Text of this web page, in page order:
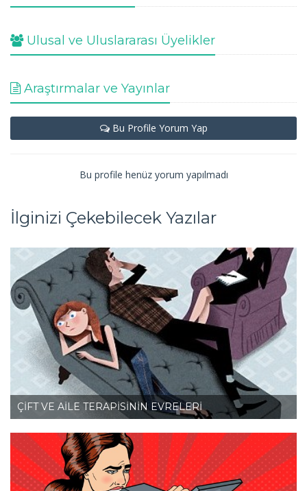
Ulusal ve Uluslararası Üyelikler
Araştırmalar ve Yayınlar
Bu Profile Yorum Yap
Bu profile henüz yorum yapılmadı
İlginizi Çekebilecek Yazılar
ÇİFT VE AİLE TERAPİSİNİN EVRELERİ